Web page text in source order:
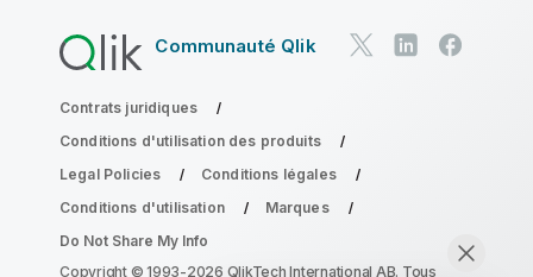
Communauté Qlik
Contrats juridiques
Conditions d'utilisation des produits
Legal Policies
Conditions légales
Conditions d'utilisation
Marques
Do Not Share My Info
Copyright © 1993-2026 QlikTech International AB. Tous